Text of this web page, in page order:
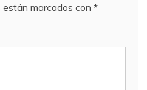
marcados con *